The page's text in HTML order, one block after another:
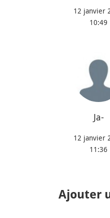
12 janvier
10:49
Ja-
12 janvier
11:36
Ajouter